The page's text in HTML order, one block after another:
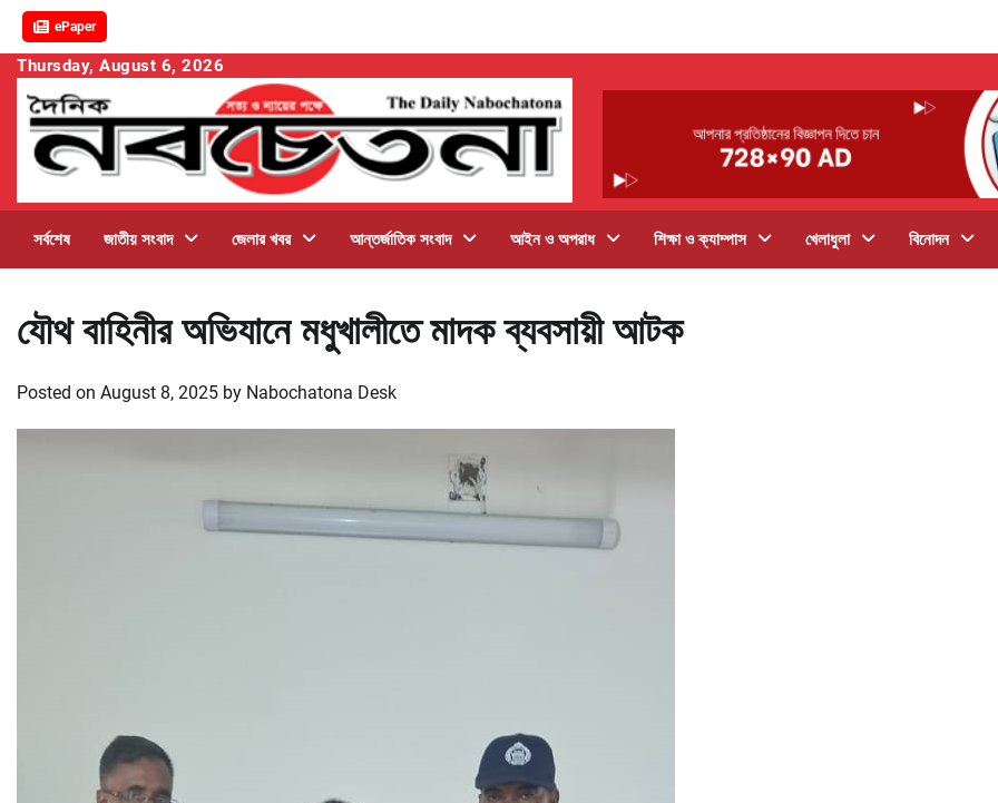
ePaper
Skip
content
Thursday, August 6, 2026
সর্বশেষ জাতীয় সংবাদ জেলার খবর আন্তর্জাতিক সংবাদ আইন ও অপরাধ শিক্ষা ও ক্যাম্পাস খেলাধুলা বিনোদন
যৌথ বাহিনীর অভিযানে মধুখালীতে মাদক ব্যবসায়ী আটক
Posted on August 8, 2025 by Nabochatona Desk